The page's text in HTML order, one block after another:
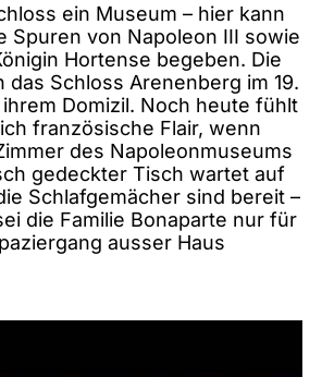
ein Museum – hier kann
Spuren von Napoleon III sowie
Hortense begeben. Die
das Schloss Arenenberg im 19.
Domizil. Noch heute fühlt
französische Flair, wenn
des Napoleonmuseums
gedeckter Tisch wartet auf
Schlafgemächer sind bereit –
die Familie Bonaparte nur für
ausser Haus